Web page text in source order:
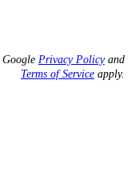
Google Privacy Policyand
Terms of Service apply.